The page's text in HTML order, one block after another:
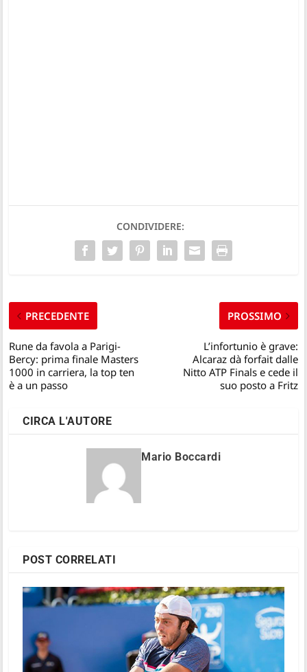
CONDIVIDERE:
PRECEDENTE
Rune da favola a Parigi-
Bercy: prima finale Masters
1000 in carriera, la top ten
è a un passo
PROSSIMO
L’infortunio è grave:
Alcaraz dà forfait dalle
Nitto ATP Finals e cede il
suo posto a Fritz
CIRCA L'AUTORE
Mario Boccardi
POST CORRELATI